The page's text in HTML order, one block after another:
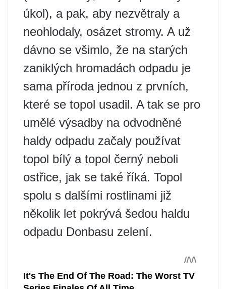
úkol), a pak, aby nezvětraly a
neohlodaly, osázet stromy. A už
dávno se všimlo, že na starých
zaniklých hromadách odpadu je
sama příroda jednou z prvních,
které se topol usadil. A tak se pro
umělé výsadby na odvodněné
haldy odpadu začaly používat
topol bílý a topol černý neboli
ostřice, jak se také říká. Topol
spolu s dalšími rostlinami již
několik let pokrývá šedou haldu
odpadu Donbasu zelení.